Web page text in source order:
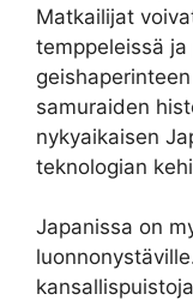
Matkailijat
temppeleissä
samuraiden
nykyaikaisen
teknologian
Japanissa on